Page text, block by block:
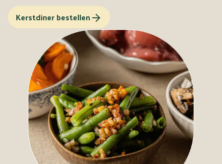
Kerstdiner bestellen